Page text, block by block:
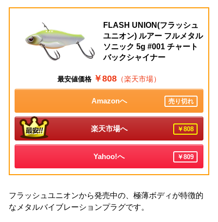
FLASH UNION(フラッシュ
ユニオン) ルアー フルメタル
ソニック 5g #001 チャート
バックシャイナー
最安値価格 ￥808 （楽天市場）
Amazonへ 売り切れ
楽天市場へ ￥808
Yahoo!へ ￥809
フラッシュユニオンから発売中の、極薄ボディが特徴的
なメタルバイブレーションプラグです。